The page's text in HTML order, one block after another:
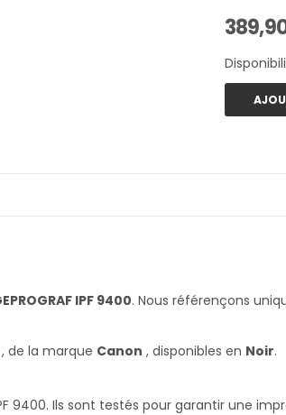
IPF 9400. Nous référençons
, de la marque Canon , disponibles en Noir.
9400. Ils sont testés pour garantir une